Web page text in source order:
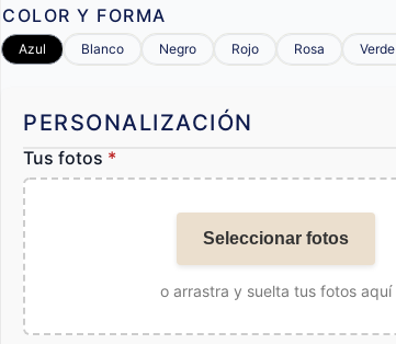
COLOR Y FORMA
Azul Blanco Negro Rojo Rosa Verde
PERSONALIZACIÓN
Tus fotos *
Seleccionar fotos
o arrastra y suelta tus fotos aquí